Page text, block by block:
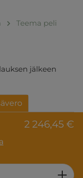
Teema peli
jälkeen
2 246,45 €
desired